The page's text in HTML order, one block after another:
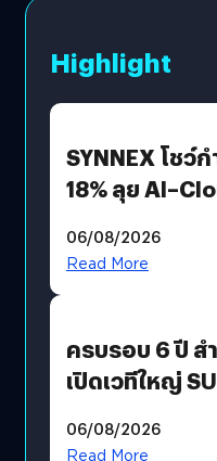
Highlight
SYNNEX โชว์
18% ลุย
Revenue เร่งเ
06/08/2026
Read More
ครบรอบ 6 ปี ส
เปิดเวทีใหญ่
แนวทางปรับตัว
06/08/2026
Read More